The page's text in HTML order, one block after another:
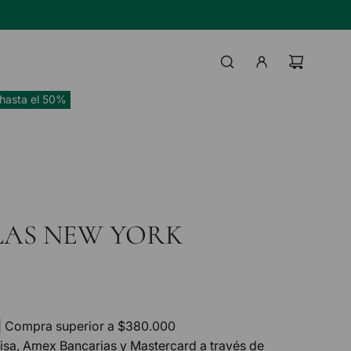
BANCO HIPOTECARIO
el 50%
NEW YORK
| Compra superior a $380.000
Amex Bancarias y Mastercard a través de